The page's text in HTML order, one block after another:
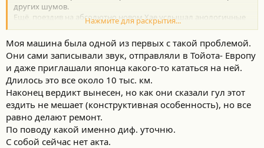
других шумов.
Ещё, поездив на абсолютно новом Хае услышал анологичные
звуки. После чего сильно задумался о целесообразности
проведения ремонта т.к. результата может и не быть, а с
учётом кривых рук, может быть и хуже, или чего ещё сломают.
Да, кстати, а какой диф в итоге заменили? У нас их 3 вроде как...
Нажмите для раскрытия...
Моя машина была одной из первых с такой проблемой.
Они сами записывали звук, отправляли в Тойота- Европу
и даже приглашали японца какого-то кататься на ней.
Длилось это все около 10 тыс. км.
Наконец вердикт вынесен, но как они сказали гул этот
ездить не мешает (конструктивная особенность), но все
равно делают ремонт.
По поводу какой именно диф. уточню.
С собой сейчас нет акта.